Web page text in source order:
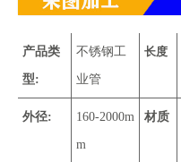
产品类
型:
不锈钢工
业管
长度
外径: 160-2000m
m
材质